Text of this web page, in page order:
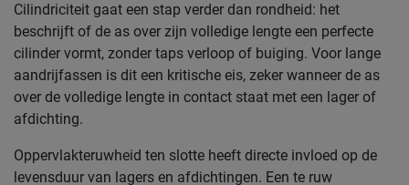
Cilindriciteit gaat een stap verder dan rondheid: het
beschrijft of de as over zijn volledige lengte een perfecte
cilinder vormt, zonder taps verloop of buiging. Voor lange
aandrijfassen is dit een kritische eis, zeker wanneer de as
over de volledige lengte in contact staat met een lager of
afdichting.
Oppervlakteruwheid ten slotte heeft directe invloed op de
levensduur van lagers en afdichtingen. Een te ruw